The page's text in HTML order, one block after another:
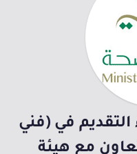
في (فني
مع هيئة